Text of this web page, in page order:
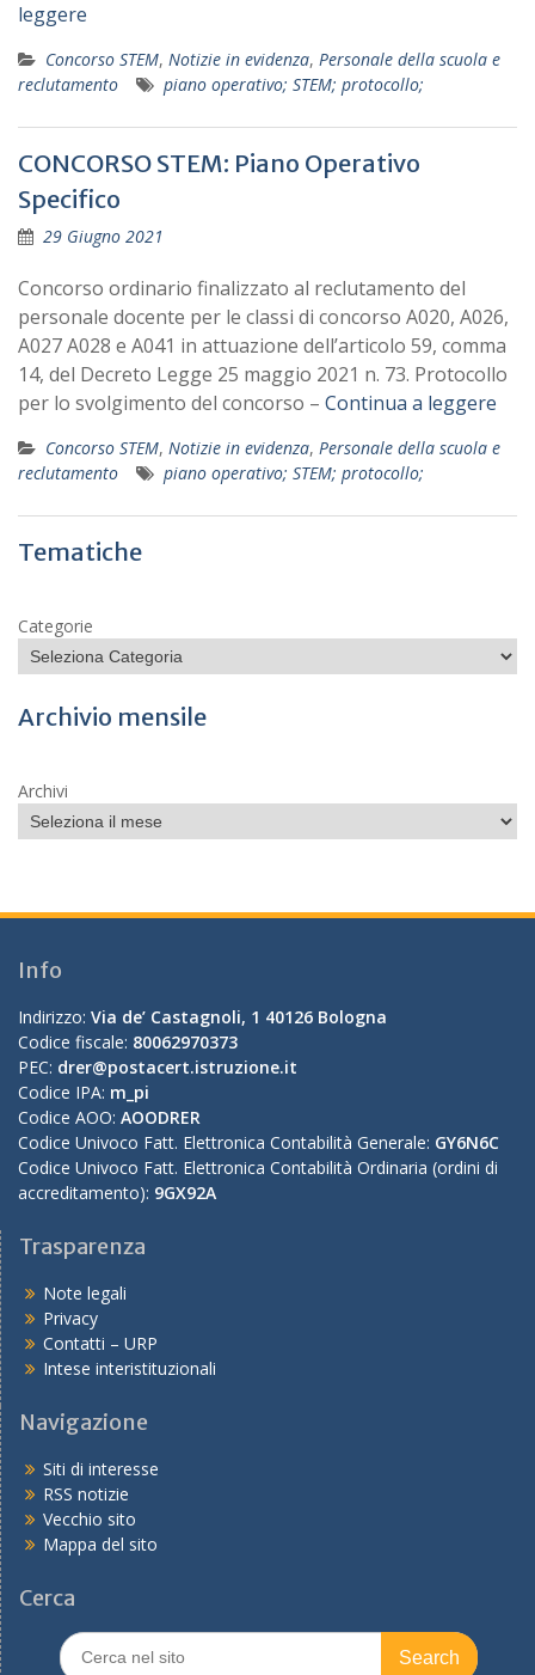
leggere
Concorso STEM, Notizie in evidenza, Personale della scuola e
reclutamento
piano operativo; STEM; protocollo;
CONCORSO STEM: Piano Operativo
Specifico
29 Giugno 2021
Concorso ordinario finalizzato al reclutamento del
personale docente per le classi di concorso A020, A026,
A027 A028 e A041 in attuazione dell’articolo 59, comma
14, del Decreto Legge 25 maggio 2021 n. 73. Protocollo
per lo svolgimento del concorso – Continua a leggere
Concorso STEM, Notizie in evidenza, Personale della scuola e
reclutamento
piano operativo; STEM; protocollo;
Tematiche
Categorie
Archivio mensile
Archivi
Info
Indirizzo: Via de’ Castagnoli, 1 40126 Bologna
Codice fiscale: 80062970373
PEC: drer@postacert.istruzione.it
Codice IPA: m_pi
Codice AOO: AOODRER
Codice Univoco Fatt. Elettronica Contabilità Generale: GY6N6C
Codice Univoco Fatt. Elettronica Contabilità Ordinaria (ordini di
accreditamento): 9GX92A
Trasparenza
Note legali
Privacy
Contatti – URP
Intese interistituzionali
Navigazione
Siti di interesse
RSS notizie
Vecchio sito
Mappa del sito
Cerca
Search
for: